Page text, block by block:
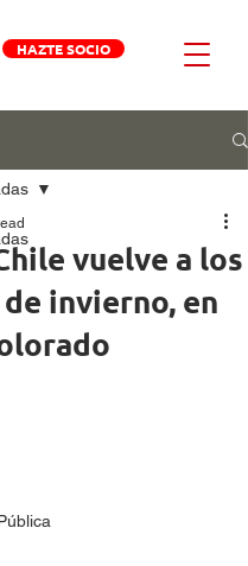
HAZTE SOCIO
vuelve a los
de invierno, en